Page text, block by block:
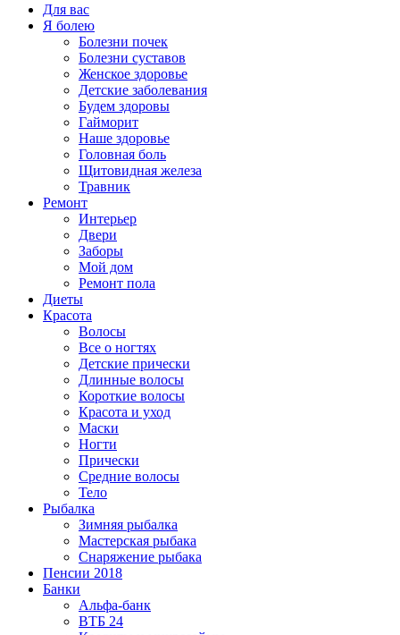
Для вас
Я болею
Болезни почек
Болезни суставов
Женское здоровье
Детские заболевания
Будем здоровы
Гайморит
Наше здоровье
Головная боль
Щитовидная железа
Травник
Ремонт
Интерьер
Двери
Заборы
Мой дом
Ремонт пола
Диеты
Красота
Волосы
Все о ногтях
Детские прически
Длинные волосы
Короткие волосы
Красота и уход
Маски
Ногти
Прически
Средние волосы
Тело
Рыбалка
Зимняя рыбалка
Мастерская рыбака
Снаряжение рыбака
Пенсии 2018
Банки
Альфа-банк
ВТБ 24